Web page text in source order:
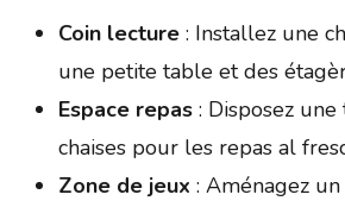
Coin lecture: Installez une
une petite table et des
Espace repas: Disposez
chaises pour les repas al
Zone de jeux : Aménagez